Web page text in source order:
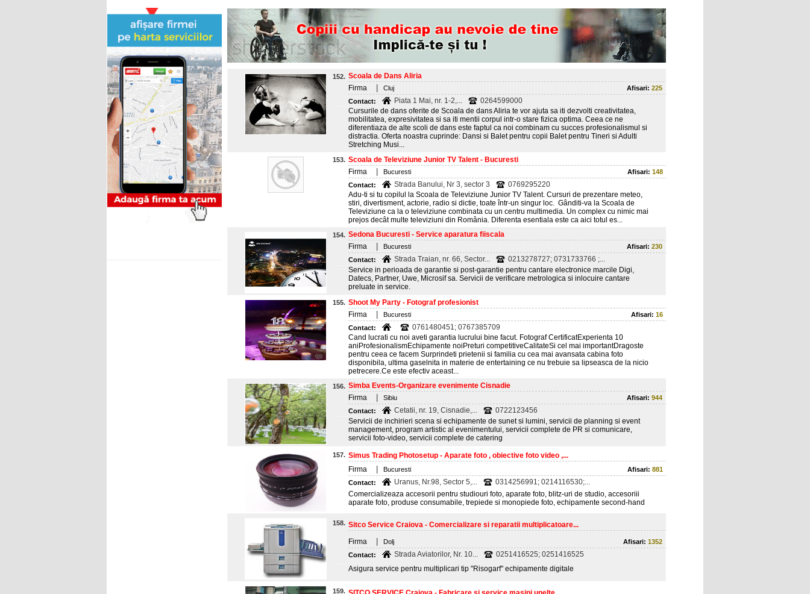
152. Scoala de Dans Aliria
Firma
Cluj Afisari: 225
Contact:
Piata 1 Mai, nr. 1-2,...
0264599000
Cursurile de dans oferite de Scoala de dans Aliria te vor ajuta sa iti dezvolti creativitatea,
mobilitatea, expresivitatea si sa iti mentii corpul intr-o stare fizica optima. Ceea ce ne
diferentiaza de alte scoli de dans este faptul ca noi combinam cu succes profesionalismul si
distractia. Oferta noastra cuprinde: Dansi si Balet pentru copii Balet pentru Tineri si Adulti
Stretching Musi...
153. Scoala de Televiziune Junior TV Talent - Bucuresti
Firma
Bucuresti Afisari: 148
Contact:
Strada Banului, Nr 3, sector 3
0769295220
Adu-ti si tu copilul la Scoala de Televiziune Junior TV Talent. Cursuri de prezentare meteo,
stiri, divertisment, actorie, radio si dictie, toate într-un singur loc. Gânditi-va la Scoala de
Televiziune ca la o televiziune combinata cu un centru multimedia. Un complex cu nimic mai
prejos decât multe televiziuni din România. Diferenta esentiala este ca aici totul es...
154. Sedona Bucuresti - Service aparatura fiiscala
Firma
Bucuresti Afisari: 230
Contact:
Strada Traian, nr. 66, Sector...
0213278727; 0731733766 ;...
Service in perioada de garantie si post-garantie pentru cantare electronice marcile Digi,
Datecs, Partner, Uwe, Microsif sa. Servicii de verificare metrologica si inlocuire cantare
preluate in service.
155. Shoot My Party - Fotograf profesionist
Firma
Bucuresti Afisari: 16
Contact:
0761480451; 0767385709
Cand lucrati cu noi aveti garantia lucrului bine facut. Fotograf CertificatExperienta 10
aniProfesionalismEchipamente noiPreturi competitiveCalitateSi cel mai importantDragoste
pentru ceea ce facem Surprindeti prietenii si familia cu cea mai avansata cabina foto
disponibila, ultima gaselnita in materie de entertaining ce nu trebuie sa lipseasca de la nicio
petrecere.Ce este efectiv aceast...
156. Simba Events-Organizare evenimente Cisnadie
Firma
Sibiu Afisari: 944
Contact:
Cetatii, nr. 19, Cisnadie,...
0722123456
Servicii de inchirieri scena si echipamente de sunet si lumini, servicii de planning si event
management, program artistic al evenimentului, servicii complete de PR si comunicare,
servicii foto-video, servicii complete de catering
157. Simus Trading Photosetup - Aparate foto , obiective foto video ,...
Firma
Bucuresti Afisari: 881
Contact:
Uranus, Nr.98, Sector 5,...
0314256991; 0214116530;...
Comercializeaza accesorii pentru studiouri foto, aparate foto, blitz-uri de studio, accesoriii
aparate foto, produse consumabile, trepiede si monopiede foto, echipamente second-hand
158. Sitco Service Craiova - Comercializare si reparatii multiplicatoare...
Firma
Dolj Afisari: 1352
Contact:
Strada Aviatorilor, Nr. 10...
0251416525; 0251416525
Asigura service pentru multiplicari tip "Risogarf" echipamente digitale
159.